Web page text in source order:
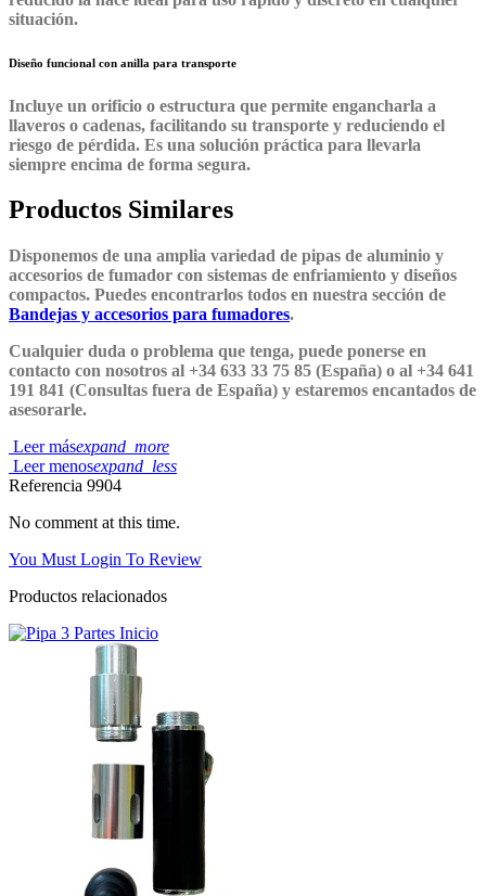
situación.
Diseño funcional con anilla para transporte
Incluye un orificio o estructura que permite engancharla a
llaveros o cadenas, facilitando su transporte y reduciendo el
riesgo de pérdida. Es una solución práctica para llevarla
siempre encima de forma segura.
Productos Similares
Disponemos de una amplia variedad de pipas de aluminio y
accesorios de fumador con sistemas de enfriamiento y diseños
compactos. Puedes encontrarlos todos en nuestra sección de
Bandejas y accesorios para fumadores.
Cualquier duda o problema que tenga, puede ponerse en
contacto con nosotros al +34 633 33 75 85 (España) o al +34 641
191 841 (Consultas fuera de España) y estaremos encantados de
asesorarle.
Leer másexpand_more
Leer menosexpand_less
Referencia 9904
No comment at this time.
You Must Login To Review
Productos relacionados